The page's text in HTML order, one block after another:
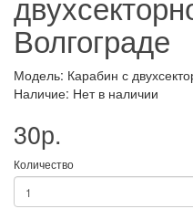
Волгограде
Модель: Карабин с
Наличие: Нет в наличии
30р.
Количество